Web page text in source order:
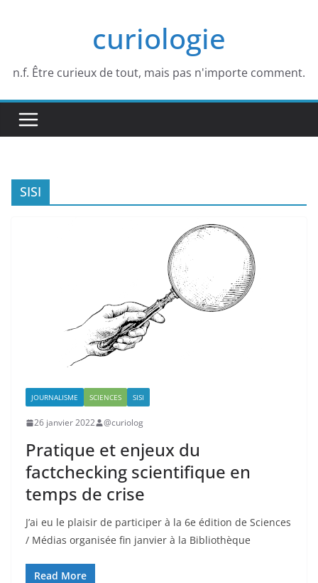
curiologie
n.f. Être curieux de tout, mais pas n'importe comment.
SISI
JOURNALISME SCIENCES SISI
26 janvier 2022 @curiolog
Pratique et enjeux du
factchecking scientifique en
temps de crise
J’ai eu le plaisir de participer à la 6e édition de Sciences
/ Médias organisée fin janvier à la Bibliothèque
Read More